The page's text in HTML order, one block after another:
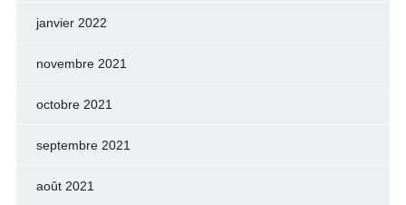
janvier 2022
novembre 2021
octobre 2021
septembre 2021
août 2021